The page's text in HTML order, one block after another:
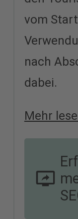
vom
nach
dabei.
Mehr